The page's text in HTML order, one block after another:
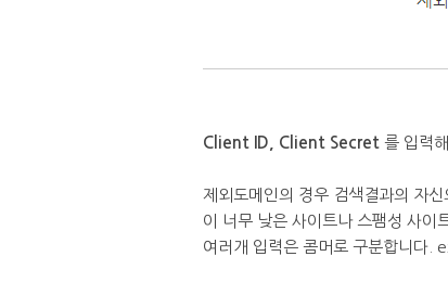
Client ID, Client Secret 를 입력
제외도메인의 경우 검색결과의 자
이 너무 낮은 사이트나 스팸성 사이
여러개 입력은 콤머로 구분합니다.